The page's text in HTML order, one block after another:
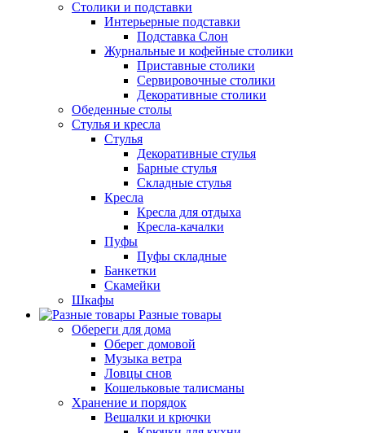
Столики и подставки
Интерьерные подставки
Подставка Слон
Журнальные и кофейные столики
Приставные столики
Сервировочные столики
Декоративные столики
Обеденные столы
Стулья и кресла
Стулья
Декоративные стулья
Барные стулья
Складные стулья
Кресла
Кресла для отдыха
Кресла-качалки
Пуфы
Пуфы складные
Банкетки
Скамейки
Шкафы
Разные товары
Обереги для дома
Оберег домовой
Музыка ветра
Ловцы снов
Кошельковые талисманы
Хранение и порядок
Вешалки и крючки